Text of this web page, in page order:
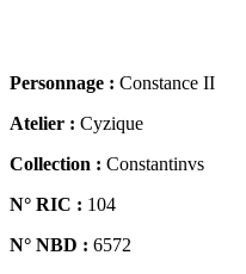
Personnage : Constance II
Atelier : Cyzique
Collection : Constantinvs
N° RIC : 104
N° NBD : 6572